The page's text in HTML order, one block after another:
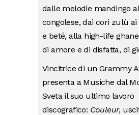
dalle melodie mandingo
congolese, dai cori zulù
e beté, alla high-life
di amore e di disfatta, di
Vincitrice di un Grammy
presenta a Musiche dal
Sveta il suo ultimo lavoro
discografico: Couleur,